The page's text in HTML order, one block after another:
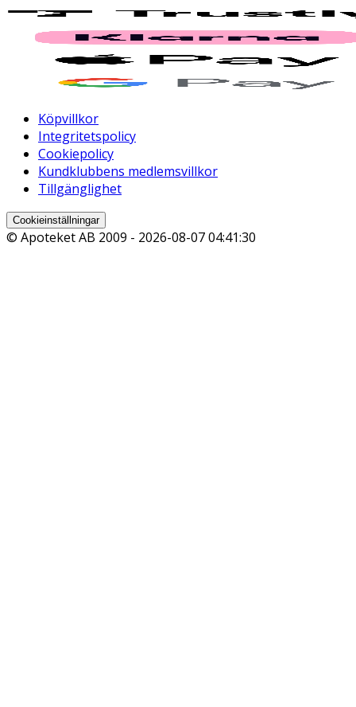
Köpvillkor
Integritetspolicy
Cookiepolicy
Kundklubbens medlemsvillkor
Tillgänglighet
Cookieinställningar
© Apoteket AB 2009 - 2026-08-07 04:41:30